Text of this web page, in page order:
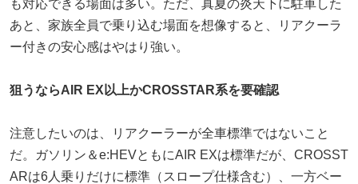
も対応できる場面は多い。ただ、真夏の炎天下に駐車した
あと、家族全員で乗り込む場面を想像すると、リアクーラ
ー付きの安心感はやはり強い。
狙うならAIR EX以上かCROSSTAR系を要確認
注意したいのは、リアクーラーが全車標準ではないこと
だ。ガソリン＆e:HEVともにAIR EXは標準だが、CROSST
ARは6人乗りだけに標準（スロープ仕様含む）、一方ベー